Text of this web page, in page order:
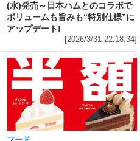
(水)発売～日本ハムとのコラボで
ボリュームも旨みも“特別仕様”に
アップデート!
[2026/3/31 22:18:34]